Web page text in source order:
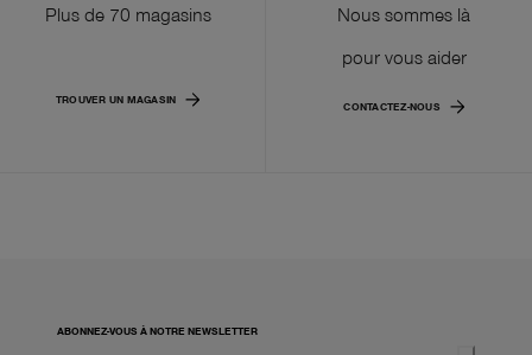
Plus de 70 magasins
TROUVER UN MAGASIN
Nous sommes là
pour vous aider
CONTACTEZ-NOUS
ABONNEZ-VOUS À NOTRE NEWSLETTER